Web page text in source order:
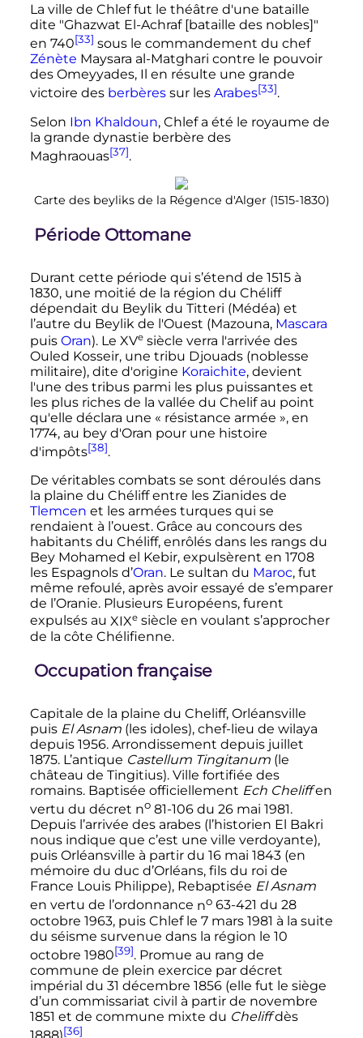
La ville de Chlef fut le théâtre d'une bataille
dite "Ghazwat El-Achraf [bataille des nobles]"
en 740[33] sous le commandement du chef
Zénète Maysara al-Matghari contre le pouvoir
des Omeyyades, Il en résulte une grande
victoire des berbèressur les Arabes[33].
Selon Ibn Khaldoun, Chlef a été le royaume de
la grande dynastie berbère des
Maghraouas[37].
Carte des beyliks de la Régence d'Alger (1515-1830)
Période Ottomane
Durant cette période qui s’étend de 1515 à
1830, une moitié de la région du Chéliff
dépendait du Beylik du Titteri (Médéa) et
l’autre du Beylik de l'Ouest (Mazouna, Mascara
puis Oran). Le XVe siècle verra l'arrivée des
Ouled Kosseir, une tribu Djouads (noblesse
militaire), dite d'origine Koraichite, devient
l'une des tribus parmi les plus puissantes et
les plus riches de la vallée du Chelif au point
qu'elle déclara une « résistance armée », en
1774, au bey d'Oran pour une histoire
d'impôts[38].
De véritables combats se sont déroulés dans
la plaine du Chéliff entre les Zianides de
Tlemcen et les armées turques qui se
rendaient à l’ouest. Grâce au concours des
habitants du Chéliff, enrôlés dans les rangs du
Bey Mohamed el Kebir, expulsèrent en 1708
les Espagnols d’Oran. Le sultan du Maroc, fut
même refoulé, après avoir essayé de s’emparer
de l’Oranie. Plusieurs Européens, furent
expulsés au XIXe siècle en voulant s’approcher
de la côte Chélifienne.
Occupation française
Capitale de la plaine du Cheliff, Orléansville
puis El Asnam(les idoles), chef-lieu de wilaya
depuis 1956. Arrondissement depuis juillet
1875. L’antique Castellum Tingitanum(le
château de Tingitius). Ville fortifiée des
romains. Baptisée officiellement Ech Cheliffen
vertu du décret no 81-106du 26 mai 1981.
Depuis l’arrivée des arabes (l’historien El Bakri
nous indique que c’est une ville verdoyante),
puis Orléansville à partir du 16 mai 1843(en
mémoire du duc d’Orléans, fils du roi de
France Louis Philippe), Rebaptisée El Asnam
en vertu de l’ordonnance no 63-421 du 28
octobre 1963, puis Chlef le 7 mars 1981 à la suite
du séisme survenue dans la région le 10
octobre 1980[39]. Promue au rang de
commune de plein exercice par décret
impérial du 31 décembre 1856(elle fut le siège
d’un commissariat civil à partir de novembre
1851 et de commune mixte du Cheliffdès
[36]